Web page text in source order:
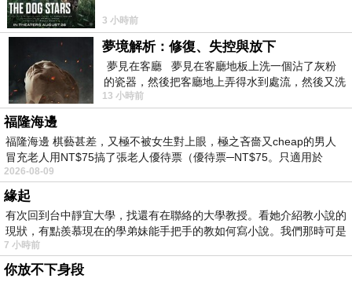
想擁有的美好；
願生活裡充滿驚喜，不管是晴天還是陰天~
生日快樂！
願妳平安喜樂並能被這個世界溫柔以待~
----------------------------------------------
美好的晴空
看著手機顯示的城市與時鐘
不知妳那裡的天空
照片中的我們 開懷大笑的幾秒鐘
原來不知不覺 我們都已經走了這麼遠
時間總會留下 最溫暖的默契
在這個特別的日子裡 點一盞溫馨
3 小時前
夢境解析：修復、失控與放下
夢見在客廳 夢見在客廳地板上洗一個沾了灰粉
的瓷器，然後把客廳地上弄得水到處流，然後又洗
一頂棒球潮帽，後來發現帽
13 小時前
福隆海邊
福隆海邊 棋藝甚差，又極不被女生對上眼，極之吝嗇又cheap的男人
冒充老人用NT$75搞了張老人優待票（優待票─NT$75。只適用於
2026-08-09
緣起
有次回到台中靜宜大學，找還有在聯絡的大學教授。看她介紹教小說的
現狀，有點羨慕現在的學弟妹能手把手的教如何寫小說。我們那時可是
7 小時前
你放不下身段